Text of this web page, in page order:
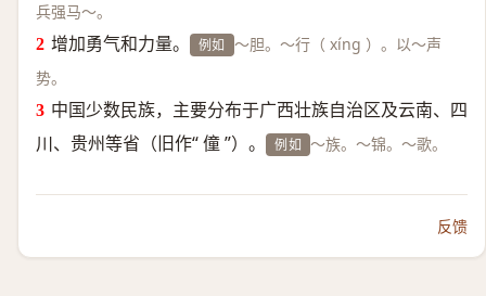
兵强马～。
增加勇气和力量。 例如 ～胆。～行（ xíng ）。以～声
势。
中国少数民族，主要分布于广西壮族自治区及云南、四
川、贵州等省（旧作“ 僮 ”）。
例如 ～族。～锦。～歌。
反馈